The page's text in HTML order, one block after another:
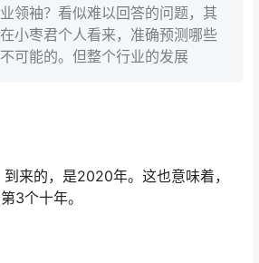
领袖？看似难以回答的问题，其
小枣君个人看来，准确预测哪些
可能的。但整个行业的发展
来的，是2020年。这也意味着，
3个十年。